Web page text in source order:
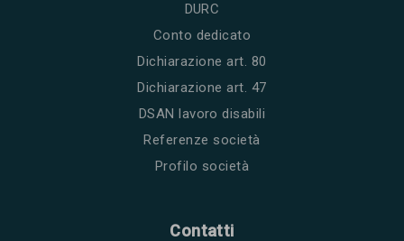
DURC
Conto dedicato
Dichiarazione art. 80
Dichiarazione art. 47
DSAN lavoro disabili
Referenze società
Profilo società
Contatti